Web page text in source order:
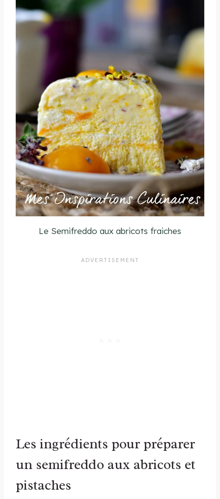
Le Semifreddo aux abricots fraiches
Les ingrédients pour préparer
un semifreddo aux abricots et
pistaches